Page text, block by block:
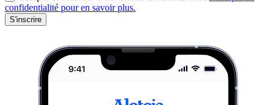
confidentialité pour en savoir plus.
S'inscrire